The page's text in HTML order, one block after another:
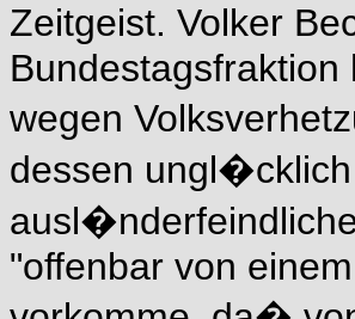
Zeitgeist. Volker
wegen
dessen
"offenbar von